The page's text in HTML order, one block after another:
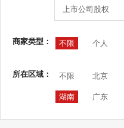
上市公司股权
商家类型： 不限 个人
所在区域： 不限 北京
湖南 广东